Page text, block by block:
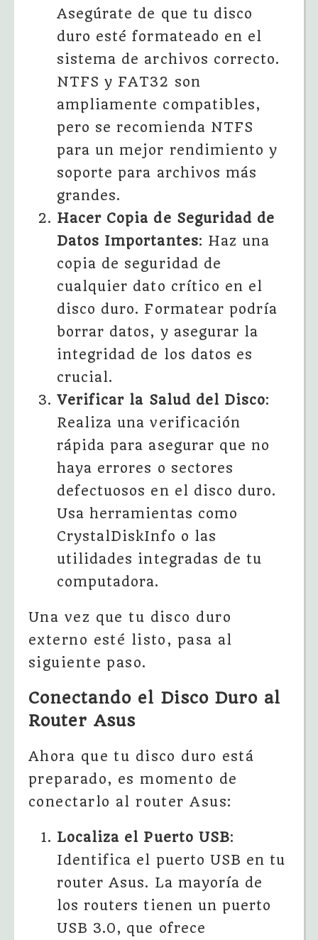
Asegúrate de que tu disco
duro esté formateado en el
sistema de archivos correcto.
NTFS y FAT32 son
ampliamente compatibles,
pero se recomienda NTFS
para un mejor rendimiento y
soporte para archivos más
grandes.
Hacer Copia de Seguridad de
Datos Importantes: Haz una
copia de seguridad de
cualquier dato crítico en el
disco duro. Formatear podría
borrar datos, y asegurar la
integridad de los datos es
crucial.
Verificar la Salud del Disco:
Realiza una verificación
rápida para asegurar que no
haya errores o sectores
defectuosos en el disco duro.
Usa herramientas como
CrystalDiskInfo o las
utilidades integradas de tu
computadora.
Una vez que tu disco duro
externo esté listo, pasa al
siguiente paso.
Conectando el Disco Duro al
Router Asus
Ahora que tu disco duro está
preparado, es momento de
conectarlo al router Asus:
Localiza el Puerto USB:
Identifica el puerto USB en tu
router Asus. La mayoría de
los routers tienen un puerto
USB 3.0, que ofrece